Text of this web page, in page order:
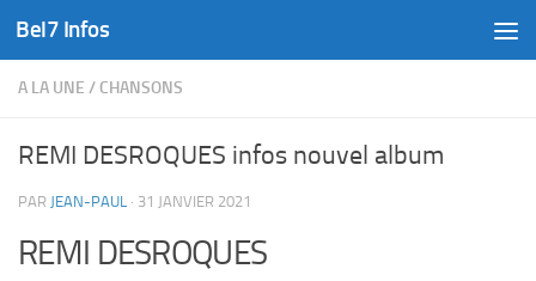
Skip to content
Bel7 Infos
A LA UNE / CHANSONS
REMI DESROQUES infos nouvel album
PAR JEAN-PAUL · 31 JANVIER 2021
REMI DESROQUES